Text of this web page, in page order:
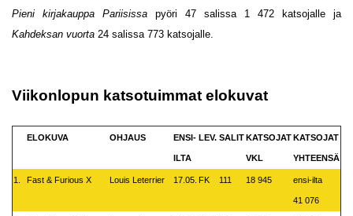
Pieni kirjakauppa Pariisissa pyöri 47 salissa 1 472 katsojalle ja
Kahdeksan vuorta 24 salissa 773 katsojalle.
Viikonlopun katsotuimmat elokuvat
ELOKUVA OHJAUS ENSI-
ILTA
LEV. SALITKATSOJAT
VKL
KATSOJAT
YHTEENSÄ
1. Fast & Furious X Louis Leterrier 17.05. FK 111 18 945 ensi-ilta
41 076